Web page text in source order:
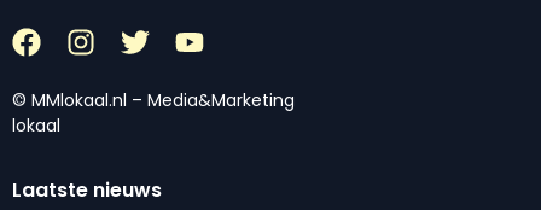
© MMlokaal.nl – Media&Marketing
lokaal
Laatste nieuws